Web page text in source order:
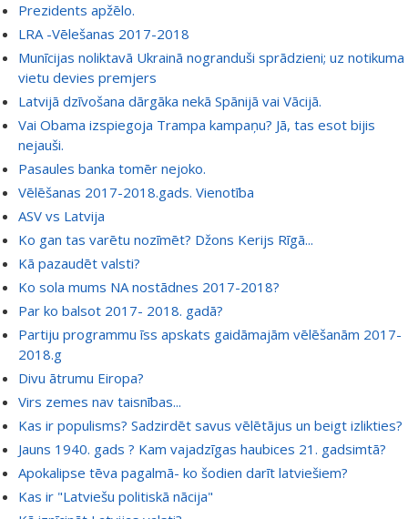
Prezidents apžēlo.
LRA -Vēlešanas 2017-2018
Munīcijas noliktavā Ukrainā nogranduši sprādzieni; uz notikuma
vietu devies premjers
Latvijā dzīvošana dārgāka nekā Spānijā vai Vācijā.
Vai Obama izspiegoja Trampa kampaņu? Jā, tas esot bijis
nejauši.
Pasaules banka tomēr nejoko.
Vēlēšanas 2017-2018.gads. Vienotība
ASV vs Latvija
Ko gan tas varētu nozīmēt? Džons Kerijs Rīgā...
Kā pazaudēt valsti?
Ko sola mums NA nostādnes 2017-2018?
Par ko balsot 2017- 2018. gadā?
Partiju programmu īss apskats gaidāmajām vēlēšanām 2017-
2018.g
Divu ātrumu Eiropa?
Virs zemes nav taisnības...
Kas ir populisms? Sadzirdēt savus vēlētājus un beigt izlikties?
Jauns 1940. gads ? Kam vajadzīgas haubices 21. gadsimtā?
Apokalipse tēva pagalmā- ko šodien darīt latviešiem?
Kas ir "Latviešu politiskā nācija"